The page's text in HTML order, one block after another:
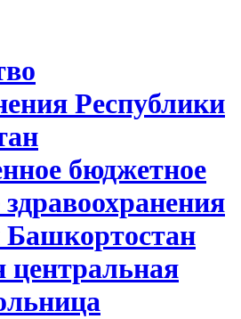
Республики
бюджетное
Башкортостан
центральная